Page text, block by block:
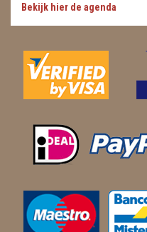
Bekijk hier de agenda